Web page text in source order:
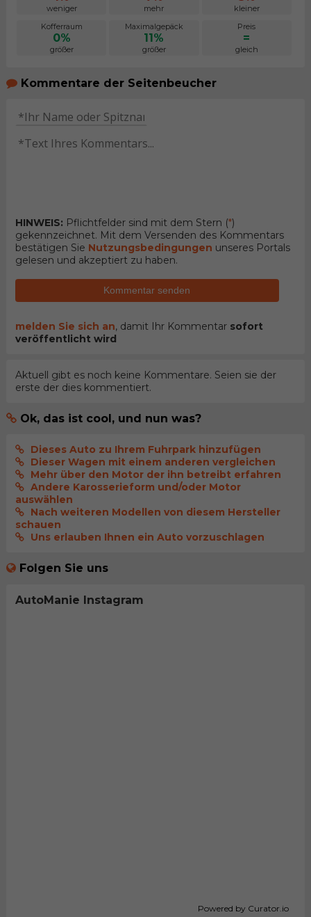
weniger mehr
kleiner
Kofferraum
0%
größer
Maximalgepäck
11%
größer
Preis
=
gleich
Kommentare der Seitenbeucher
HINWEIS: Pflichtfelder sind mit dem Stern (*)
gekennzeichnet. Mit dem Versenden des Kommentars
bestätigen Sie Nutzungsbedingungen unseres Portals
gelesen und akzeptiert zu haben.
Kommentar senden
melden Sie sich an, damit Ihr Kommentar sofort
veröffentlicht wird
Aktuell gibt es noch keine Kommentare. Seien sie der
erste der dies kommentiert.
Ok, das ist cool, und nun was?
Dieses Auto zu Ihrem Fuhrpark hinzufügen
Dieser Wagen mit einem anderen vergleichen
Mehr über den Motor der ihn betreibt erfahren
Andere Karosserieform und/oder Motor
auswählen
Nach weiteren Modellen von diesem Hersteller
schauen
Uns erlauben Ihnen ein Auto vorzuschlagen
Folgen Sie uns
AutoManie Instagram
Powered by Curator.io